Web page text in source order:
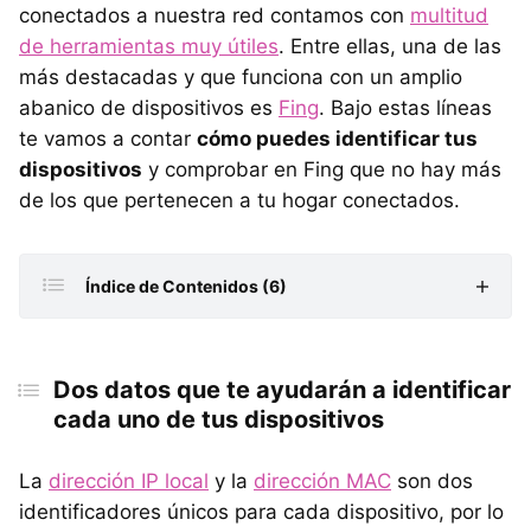
conectados a nuestra red contamos con multitud
de herramientas muy útiles. Entre ellas, una de las
más destacadas y que funciona con un amplio
abanico de dispositivos es Fing. Bajo estas líneas
te vamos a contar cómo puedes identificar tus
dispositivos y comprobar en Fing que no hay más
de los que pertenecen a tu hogar conectados.
Índice de Contenidos (6)
Windows
Android
Dos datos que te ayudarán a identificar
cada uno de tus dispositivos
La dirección IP local y la dirección MAC son dos
identificadores únicos para cada dispositivo, por lo